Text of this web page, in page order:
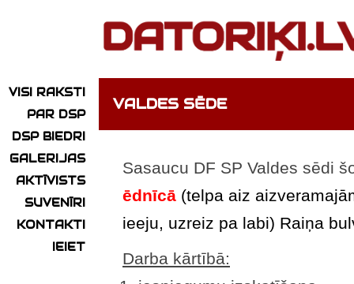
VISI RAKSTI
PAR DSP
DSP BIEDRI
GALERIJAS
AKTĪVISTS
SUVENĪRI
KONTAKTI
IEIET
VALDES SĒDE
Sasaucu DF SP Valdes sēdi
ēdnīcā (telpa aiz
ieeju, uzreiz pa labi) Raiņa
Darba kārtībā: